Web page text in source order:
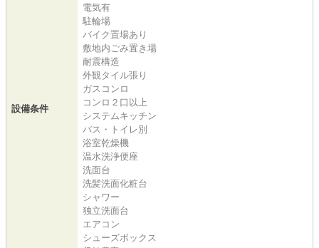
設備条件
電気有
駐輪場
バイク置場あり
敷地内ごみ置き場
耐震構造
外観タイル張り
ガスコンロ
コンロ２口以上
システムキッチン
バス・トイレ別
浴室乾燥機
温水洗浄便座
洗面台
洗髪洗面化粧台
シャワー
独立洗面台
エアコン
シューズボックス